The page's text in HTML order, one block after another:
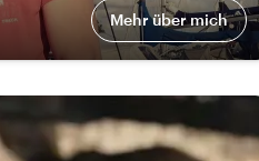
Mehr über mich